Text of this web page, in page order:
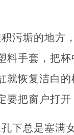
污垢的地方
手套，把
恢复洁白
把窗户打开
下总是塞满